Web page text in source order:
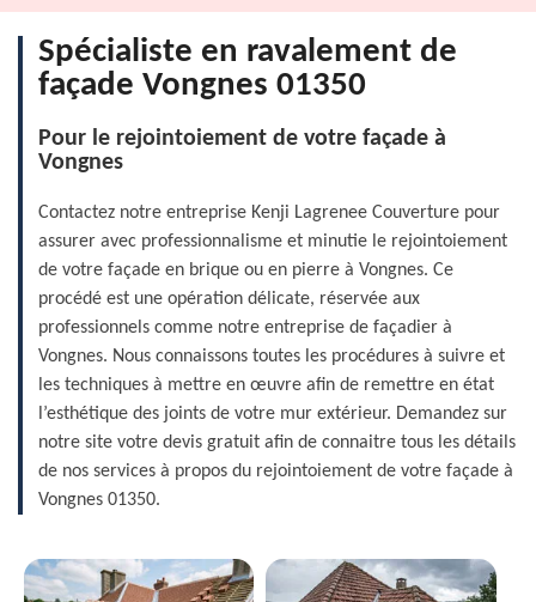
Spécialiste en ravalement de
façade Vongnes 01350
Pour le rejointoiement de votre façade à
Vongnes
Contactez notre entreprise Kenji Lagrenee Couverture pour
assurer avec professionnalisme et minutie le rejointoiement
de votre façade en brique ou en pierre à Vongnes. Ce
procédé est une opération délicate, réservée aux
professionnels comme notre entreprise de façadier à
Vongnes. Nous connaissons toutes les procédures à suivre et
les techniques à mettre en œuvre afin de remettre en état
l’esthétique des joints de votre mur extérieur. Demandez sur
notre site votre devis gratuit afin de connaitre tous les détails
de nos services à propos du rejointoiement de votre façade à
Vongnes 01350.